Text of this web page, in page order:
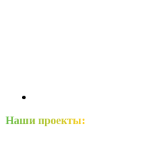
Наши проекты: